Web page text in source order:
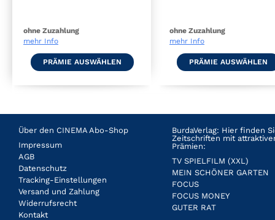
ohne Zuzahlung
mehr Info
PRÄMIE AUSWÄHLEN
ohne Zuzahlung
mehr Info
PRÄMIE AUSWÄHLEN
Über den CINEMA Abo-Shop
Impressum
AGB
Datenschutz
Tracking-Einstellungen
Versand und Zahlung
Widerrufsrecht
Kontakt
BurdaVerlag: Hier finden
Zeitschriften mit
Prämien:
TV SPIELFILM (XXL)
MEIN SCHÖNER GARTEN
FOCUS
FOCUS MONEY
GUTER RAT